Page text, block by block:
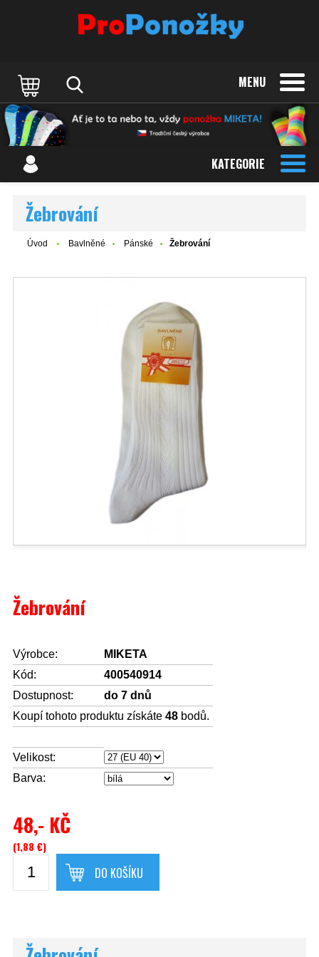
MENU
KATEGORIE
Žebrování
Úvod Bavlněné Pánské Žebrování
Žebrování
Výrobce:
MIKETA
Kód:
400540914
Dostupnost:
do 7 dnů
Koupí tohoto produktu získáte 48 bodů.
Velikost:
Barva:
48,- KČ
(1,88 €)
DO KOŠÍKU